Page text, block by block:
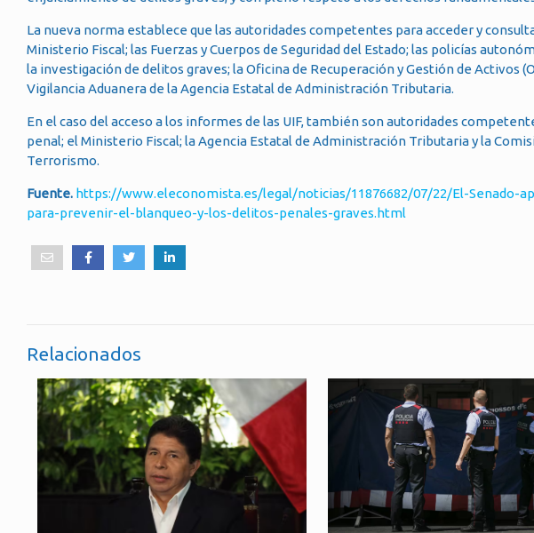
La nueva norma establece que las autoridades competentes para acceder y
Ministerio Fiscal; las Fuerzas y Cuerpos de Seguridad del Estado; las policías
la investigación de delitos graves; la Oficina de Recuperación y Gestión de Activos
Vigilancia Aduanera de la Agencia Estatal de Administración Tributaria.
En el caso del acceso a los informes de las UIF, también son autoridades
penal; el Ministerio Fiscal; la Agencia Estatal de Administración Tributaria y la
Terrorismo.
Fuente. https://www.eleconomista.es/legal/noticias/11876682/07/22/El-Senado-
para-prevenir-el-blanqueo-y-los-delitos-penales-graves.html
Relacionados